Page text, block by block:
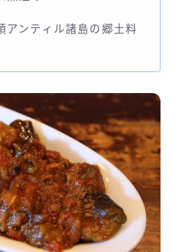
アンティル諸島の郷土料